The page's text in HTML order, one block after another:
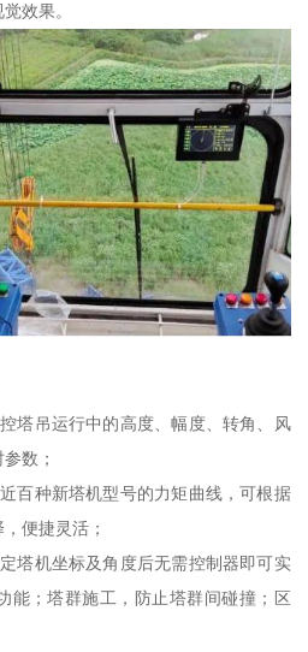
效果。
塔吊运行中的高度、幅度、转角、风
数；
百种新塔机型号的力矩曲线，可根据
便捷灵活；
塔机坐标及角度后无需控制器即可实
能；塔群施工，防止塔群间碰撞；区